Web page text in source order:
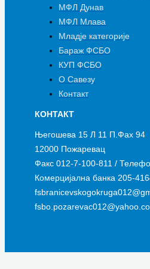
МФЛ Дунав
МФЛ Млава
Младје категорије
Бараж ФСБО
КУП ФСБО
О Савезу
Контакт
КОНТАКТ
Његошева 15 Л 11 П.Фах 94
12000 Пожаревац
Факс 012-7-100-811 /
Комерцијална банка 205-